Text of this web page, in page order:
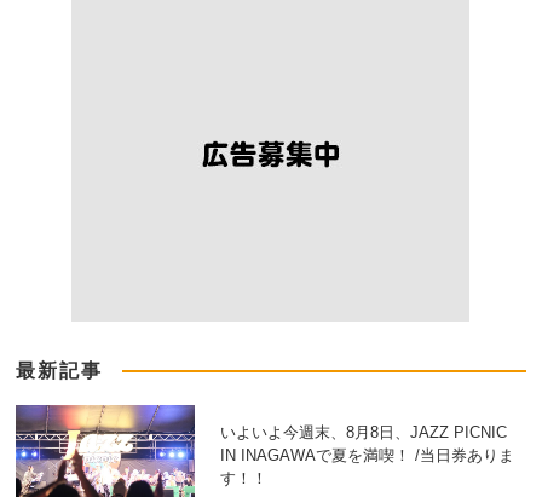
最新記事
いよいよ今週末、8月8日、JAZZ PICNIC
IN INAGAWAで夏を満喫！ /当日券ありま
す！！